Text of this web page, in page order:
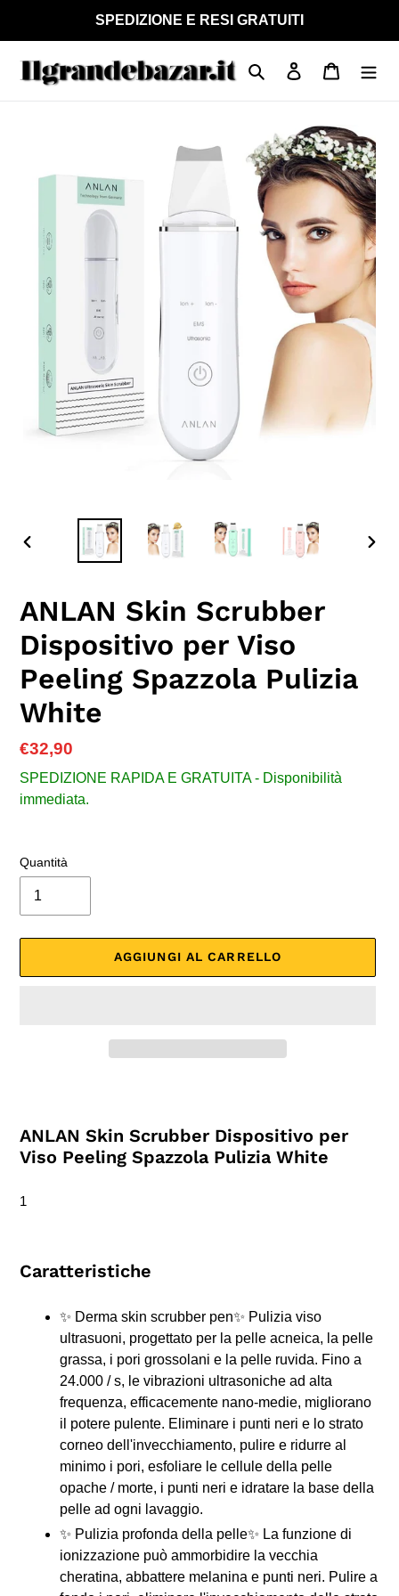
contenuti
SPEDIZIONE E RESI GRATUITI
Cerca Accedi Carrello
ANLAN Skin Scrubber
Dispositivo per Viso
Peeling Spazzola Pulizia
White
Prezzo
di
listino
€32,90
SPEDIZIONE RAPIDA E GRATUITA - Disponibilità
immediata.
Quantità
AGGIUNGI AL CARRELLO
nel
carrello
ANLAN Skin Scrubber Dispositivo per
Viso Peeling Spazzola Pulizia White
1
Caratteristiche
✨ Derma skin scrubber pen✨ Pulizia viso
ultrasuoni, progettato per la pelle acneica, la pelle
grassa, i pori grossolani e la pelle ruvida. Fino a
24.000 / s, le vibrazioni ultrasoniche ad alta
frequenza, efficacemente nano-medie, migliorano
il potere pulente. Eliminare i punti neri e lo strato
corneo dell'invecchiamento, pulire e ridurre al
minimo i pori, esfoliare le cellule della pelle
opache / morte, i punti neri e idratare la base della
pelle ad ogni lavaggio.
✨ Pulizia profonda della pelle✨ La funzione di
ionizzazione può ammorbidire la vecchia
cheratina, abbattere melanina e punti neri. Pulire a